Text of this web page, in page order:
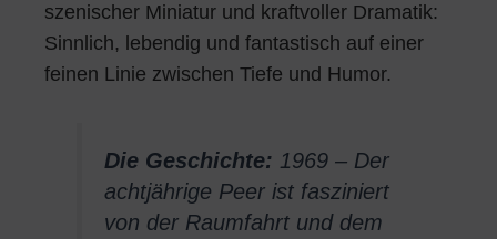
szenischer Miniatur und kraftvoller Dramatik:
Sinnlich, lebendig und fantastisch auf einer
feinen Linie zwischen Tiefe und Humor.
Die Geschichte: 1969 – Der
achtjährige Peer ist fasziniert
von der Raumfahrt und dem